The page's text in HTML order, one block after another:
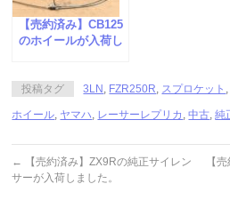
【売約済み】CB125
のホイールが入荷し
投稿タグ 3LN FZR250R スプロケット
ホイール ヤマハ レーサーレプリカ ,中古 ,純
←
【売約済み】ZX9Rの純正サイレン
サーが入荷しました。
【